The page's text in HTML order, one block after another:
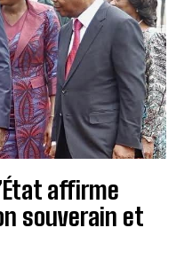
affirme
souverain et